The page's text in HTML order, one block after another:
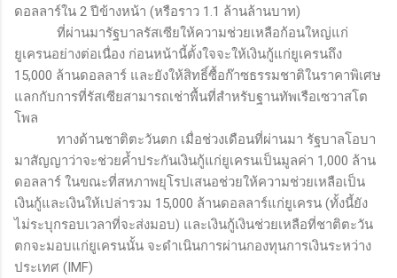
ดอลลาร์ใน 2 ปีข้างหน้า (หรือราว 1.1 ล้านล้านบาท)
ที่ผ่านมารัฐบาลรัสเซียให้ความช่วยเหลือก้อนใหญ่แก่
ยูเครนอย่างต่อเนื่อง ก่อนหน้านี้ตั้งใจจะให้เงินกู้แก่ยูเครนถึง
15,000 ล้านดอลลาร์ และยังให้สิทธิ์ซื้อก๊าซธรรมชาติในราคาพิเศษ
แลกกับการที่รัสเซียสามารถเช่าพื้นที่สำหรับฐานทัพเรือเซวาสโต
โพล
ทางด้านชาติตะวันตก เมื่อช่วงเดือนที่ผ่านมา รัฐบาลโอบา
มาสัญญาว่าจะช่วยค้ำประกันเงินกู้แก่ยูเครนเป็นมูลค่า 1,000 ล้าน
ดอลลาร์ ในขณะที่สหภาพยุโรปเสนอช่วยให้ความช่วยเหลือเป็น
เงินกู้และเงินให้เปล่ารวม 15,000 ล้านดอลลาร์แก่ยูเครน (ทั้งนี้ยัง
ไม่ระบุกรอบเวลาที่จะส่งมอบ) และเงินกู้เงินช่วยเหลือที่ชาติตะวัน
ตกจะมอบแก่ยูเครนนั้น จะดำเนินการผ่านกองทุนการเงินระหว่าง
ประเทศ (IMF)